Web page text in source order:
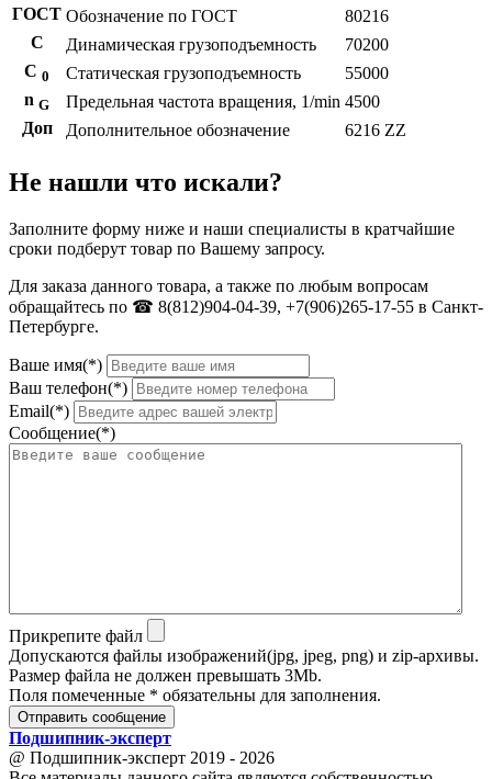
ГОСТ Обозначение по ГОСТ
80216
C
Динамическая грузоподъемность
70200
С 0 Статическая грузоподъемность
55000
n G Предельная частота вращения, 1/min 4500
Доп
Дополнительное обозначение 6216 ZZ
Не нашли что искали?
Заполните форму ниже и наши специалисты в кратчайшие
сроки подберут товар по Вашему запросу.
Для заказа данного товара, а также по любым вопросам
обращайтесь по ☎ 8(812)904-04-39, +7(906)265-17-55 в Санкт-
Петербурге.
Ваше имя(*)
Ваш телефон(*)
Email(*)
Сообщение(*)
Прикрепите файл
Допускаются файлы изображений(jpg, jpeg, png) и zip-архивы.
Размер файла не должен превышать 3Mb.
Поля помеченные * обязательны для заполнения.
Отправить сообщение
Подшипник-эксперт
@ Подшипник-эксперт 2019 - 2026